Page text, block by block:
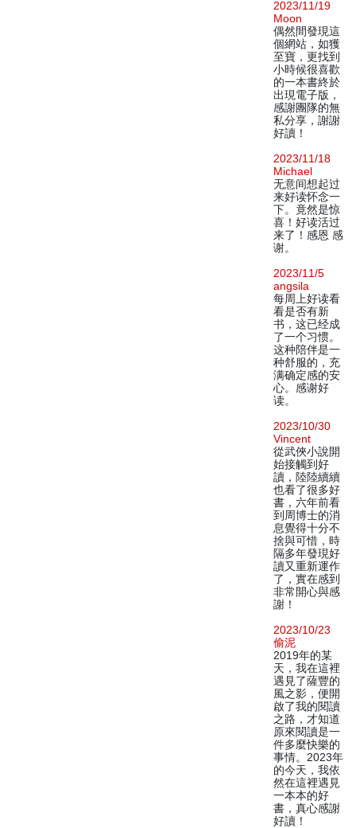
2023/11/19
Moon
偶然間發現這
個網站，如獲
至寶，更找到
小時候很喜歡
的一本書終於
出現電子版，
感謝團隊的無
私分享，謝謝
好讀！
2023/11/18
Michael
无意间想起过
来好读怀念一
下。竟然是惊
喜！好读活过
来了！感恩 感
谢。
2023/11/5
angsila
每周上好读看
看是否有新
书，这已经成
了一个习惯。
这种陪伴是一
种舒服的，充
满确定感的安
心。感谢好
读。
2023/10/30
Vincent
從武俠小說開
始接觸到好
讀，陸陸續續
也看了很多好
書，六年前看
到周博士的消
息覺得十分不
捨與可惜，時
隔多年發現好
讀又重新運作
了，實在感到
非常開心與感
謝！
2023/10/23
偷泥
2019年的某
天，我在這裡
遇見了薩豐的
風之影，便開
啟了我的閱讀
之路，才知道
原來閱讀是一
件多麼快樂的
事情。2023年
的今天，我依
然在這裡遇見
一本本的好
書，真心感謝
好讀！